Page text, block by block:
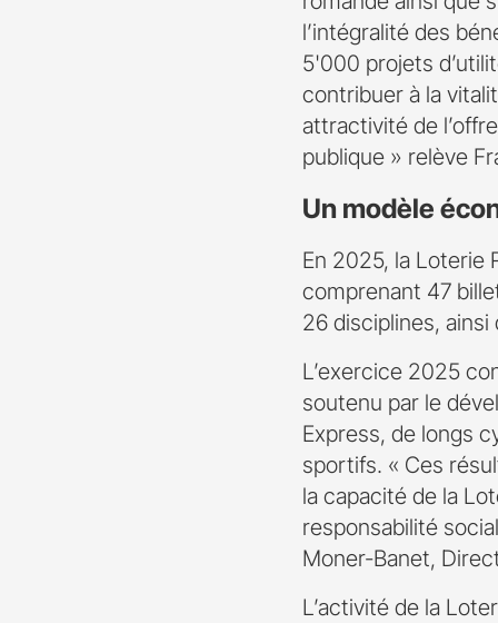
l’intégralité des
5'000 projets
contribuer à la
attractivité de
publique » relève
Un modèle
En 2025, la Loterie
comprenant 47
26 disciplines,
L’exercice 2025
soutenu par le
Express, de longs
sportifs. « Ces
la capacité de la
responsabilité
Moner-Banet,
L’activité de la